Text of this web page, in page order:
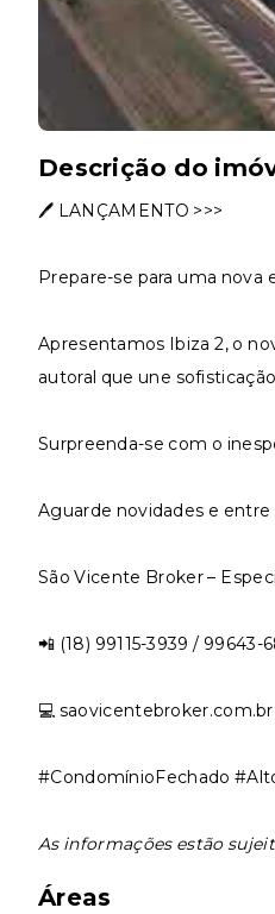
Descrição do
🖊️ LANÇAMENTO >>>
Prepare-se para uma nova
Apresentamos Ibiza 2, o
autoral que une
Surpreenda-se com o
Aguarde novidades e
São Vicente Broker –
📲 (18) 99115-3939 / 99643-
💻 saovicentebroker.com.br
#CondomínioFechado
As informações estão
Áreas